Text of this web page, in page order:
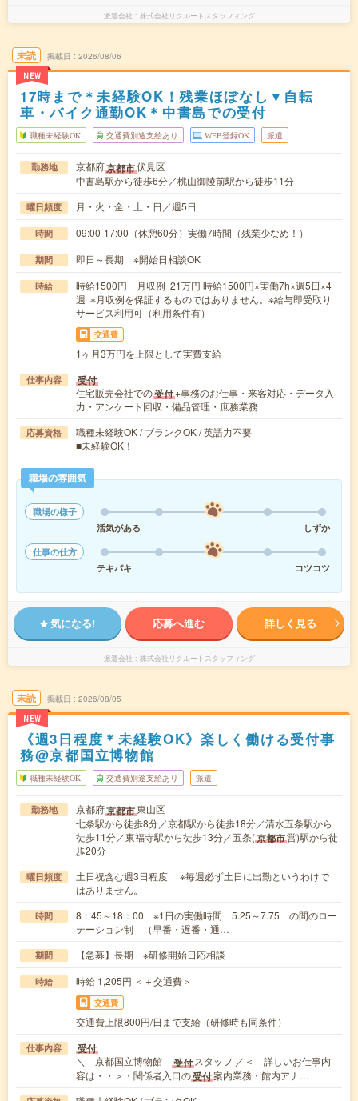
派遣会社 株式会社リクルートスタッフィング
未読
NEW
掲載日 2026/08/06
17時まで＊未経験OK！残業ほぼなし▼自転
車・バイク通勤OK＊中書島での受付
職種未経験OK 交通費別途支給あり WEB登録OK 派遣
勤務地 京都府京都市伏見区
中書島駅から徒歩6分／桃山御陵前駅から徒歩11分
曜日頻度 月・火・金・土・日／週5日
時間 09:00-17:00（休憩60分）実働7時間（残業少なめ！）
期間 即日～長期 ※開始日相談OK
時給
時給1500円 月収例 21万円 時給1500円×実働7h×週5日×4
週 ※月収例を保証するものではありません。※給与即受取り
サービス利用可（利用条件有）
交通費
1ヶ月3万円を上限として実費支給
仕事内容 受付
住宅販売会社での受付+事務のお仕事・来客対応・データ入
力・アンケート回収・備品管理・庶務業務
応募資格
職種未経験OK / ブランクOK / 英語力不要
■未経験OK！
職場の雰囲気
職場の様子
活気がある
しずか
仕事の仕方
テキパキ
コツコツ
気になる! 応募へ進む 詳しく見る
派遣会社 株式会社リクルートスタッフィング
未読
NEW
掲載日 2026/08/05
《週3日程度＊未経験OK》楽しく働ける受付事
務@京都国立博物館
職種未経験OK 交通費別途支給あり 派遣
勤務地 京都府京都市東山区
七条駅から徒歩8分／京都駅から徒歩18分／清水五条駅から
徒歩11分／東福寺駅から徒歩13分／五条(京都市営)駅から徒
歩20分
曜日頻度
土日祝含む週3日程度 ※毎週必ず土日に出勤というわけで
はありません。
時間
8：45～18：00 ※1日の実働時間 5.25～7.75 の間のロー
テーション制 （早番・遅番・通…
期間 【急募】長期 ※研修開始日応相談
時給 時給 1,205円 ＜＋交通費＞
交通費
交通費上限800円/日まで支給（研修時も同条件）
仕事内容 受付
＼ 京都国立博物館 受付スタッフ ／＜ 詳しいお仕事内
容は・・＞・関係者入口の受付案内業務・館内アナ…